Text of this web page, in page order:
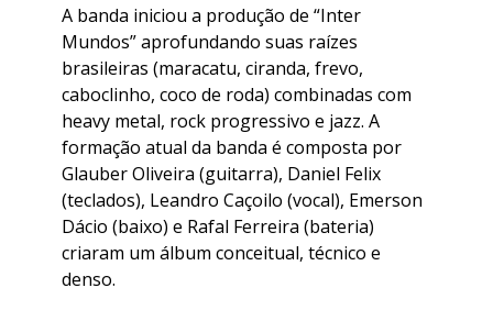
A banda iniciou a produção de “Inter
Mundos” aprofundando suas raízes
brasileiras (maracatu, ciranda, frevo,
caboclinho, coco de roda) combinadas com
heavy metal, rock progressivo e jazz. A
formação atual da banda é composta por
Glauber Oliveira (guitarra), Daniel Felix
(teclados), Leandro Caçoilo (vocal), Emerson
Dácio (baixo) e Rafal Ferreira (bateria)
criaram um álbum conceitual, técnico e
denso.